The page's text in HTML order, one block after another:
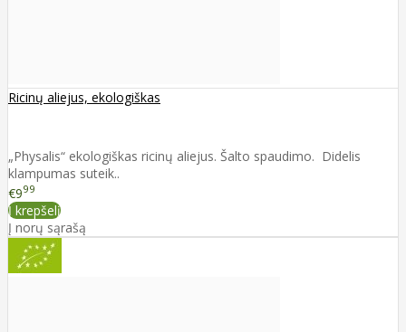
Ricinų aliejus, ekologiškas
„Physalis“ ekologiškas ricinų aliejus. Šalto spaudimo. Didelis
klampumas suteik..
€999
Į krepšelį
Į norų sąrašą